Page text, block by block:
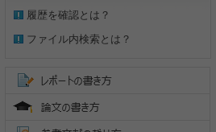
履歴を確認とは？
ファイル内検索とは？